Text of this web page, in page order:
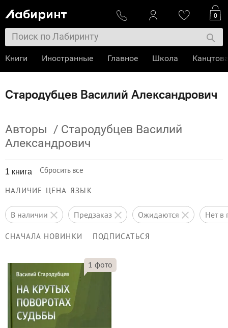
Стародубцев Василий Александрович
Авторы / Стародубцев Василий
Александрович
1 книга Сбросить все
НАЛИЧИЕ ЦЕНА ЯЗЫК
в наличии предзаказ ожидаются нет
СНАЧАЛА НОВИНКИ ПОДПИСАТЬСЯ
1 фото
0
Книги Иностранные Главное Школа